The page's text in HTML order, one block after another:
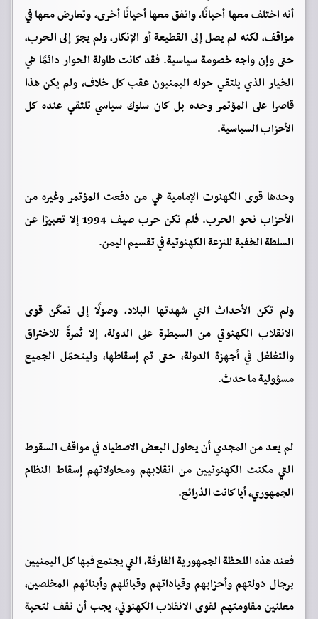
أنه اختلف معها أحيانًا، واتفق معها أحيانًا أخرى، وتعارض معها في
مواقف، لكنه لم يصل إلى القطيعة أو الإنكار، ولم يجرّ إلى الحرب،
حتى وإن واجه خصومة سياسية. فقد كانت طاولة الحوار دائمًا هي
الخيار الذي يلتقي حوله اليمنيون عقب كل خلاف، ولم يكن هذا
قاصرا على المؤتمر وحده بل كان سلوك سياسي تلتقي عنده كل
الأحزاب السياسية.
وحدها قوى الكهنوت الإمامية هي من دفعت المؤتمر وغيره من
الأحزاب نحو الحرب. فلم تكن حرب صيف 1994 إلا تعبيرًا عن
السلطة الخفية للنزعة الكهنوتية في تقسيم اليمن.
ولم تكن الأحداث التي شهدتها البلاد، وصولًا إلى تمكّن قوى
الانقلاب الكهنوتي من السيطرة على الدولة، إلا ثمرةً للاختراق
والتغلغل في أجهزة الدولة، حتى تم إسقاطها، وليتحمّل الجميع
مسؤولية ما حدث.
لم يعد من المجدي أن يحاول البعض الاصطياد في مواقف السقوط
التي مكنت الكهنوتيين من انقلابهم ومحاولاتهم إسقاط النظام
الجمهوري، أيا كانت الذرائع.
فعند هذه اللحظة الجمهورية الفارقة، التي يجتمع فيها كل اليمنيين
برجال دولتهم وأحزابهم وقياداتهم وقبائلهم وأبنائهم المخلصين،
معلنين مقاومتهم لقوى الانقلاب الكهنوتي، يجب أن نقف لتحية